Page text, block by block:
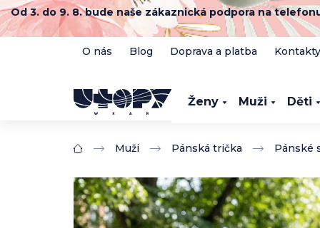
Přejít
na
obsah
Od 3. do 9. 8. bude naše zákaznická podpora na
O nás Blog Doprava a platba Kontakty
Ženy Muži Děti
Domů Muži Pánská trička Pánské